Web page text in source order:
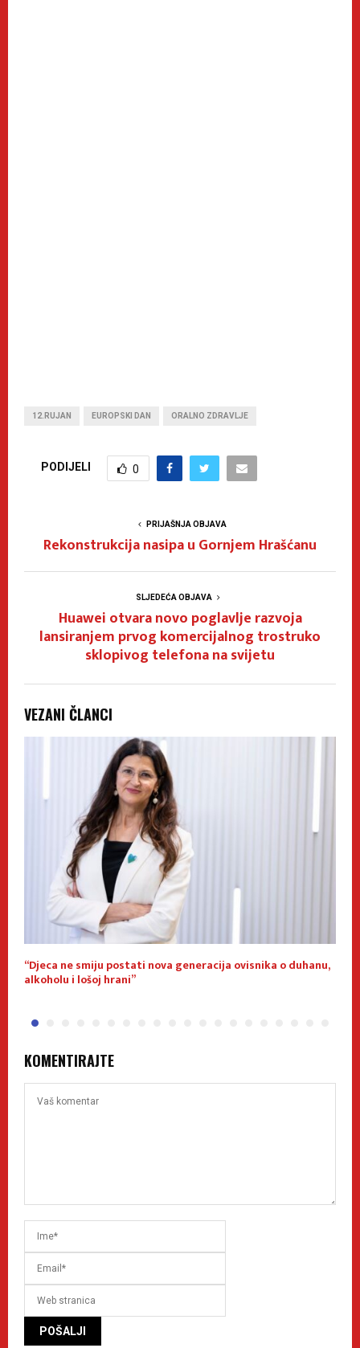
12.RUJAN EUROPSKI DAN ORALNO ZDRAVLJE
PODIJELI 0
PRIJAŠNJA OBJAVA
Rekonstrukcija nasipa u Gornjem Hrašćanu
SLJEDEĆA OBJAVA
Huawei otvara novo poglavlje razvoja
lansiranjem prvog komercijalnog trostruko
sklopivog telefona na svijetu
VEZANI ČLANCI
“Djeca ne smiju postati nova generacija ovisnika o duhanu,
alkoholu i lošoj hrani”
KOMENTIRAJTE